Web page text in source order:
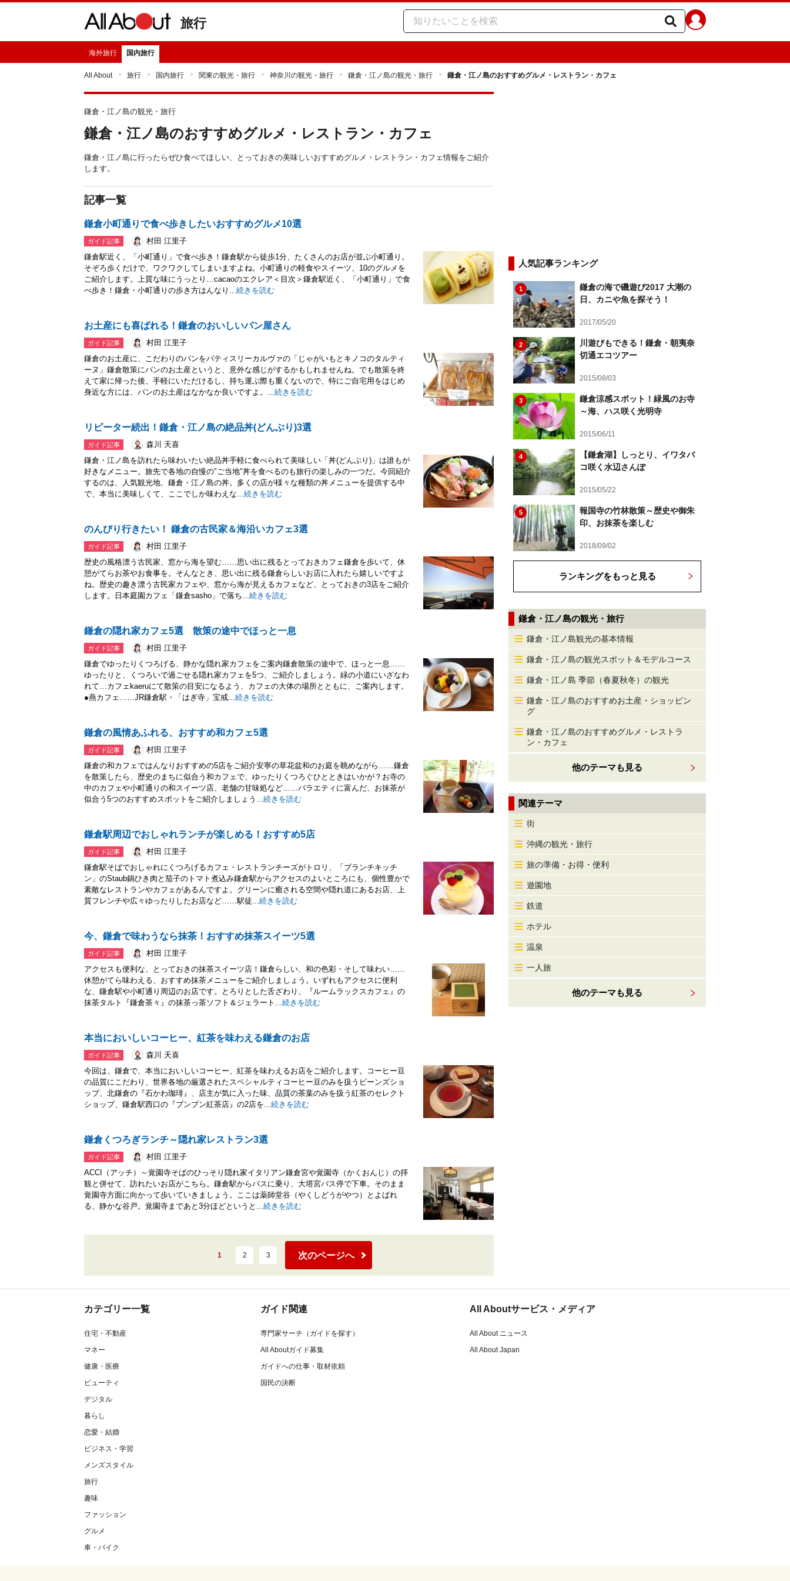
旅行
海外旅行 国内旅行
All About 旅行 国内旅行 関東の観光・旅行 神奈川の観光・旅行 鎌倉・江ノ島の観光・旅行 鎌倉・江ノ島のおすすめグルメ・レストラン・カフェ
鎌倉・江ノ島の観光・旅行
鎌倉・江ノ島のおすすめグルメ・レストラン・カフェ
鎌倉・江ノ島に行ったらぜひ食べてほしい、とっておきの美味しいおすすめグルメ・レストラン・カフェ情報をご紹介
します。
記事一覧
鎌倉小町通りで食べ歩きしたいおすすめグルメ10選
ガイド記事
村田 江里子
鎌倉駅近く、「小町通り」で食べ歩き！鎌倉駅から徒歩1分、たくさんのお店が並ぶ小町通り。
そぞろ歩くだけで、ワクワクしてしまいますよね。小町通りの軽食やスイーツ、10のグルメを
ご紹介します。上質な味にうっとり…cacaoのエクレア＜目次＞鎌倉駅近く、「小町通り」で食
べ歩き！鎌倉・小町通りの歩き方はんなり...続きを読む
お土産にも喜ばれる！鎌倉のおいしいパン屋さん
ガイド記事
村田 江里子
鎌倉のお土産に、こだわりのパンをパティスリーカルヴァの「じゃがいもとキノコのタルティ
ーヌ」鎌倉散策にパンのお土産というと、意外な感じがするかもしれませんね。でも散策を終
えて家に帰った後、手軽にいただけるし、持ち運ぶ際も重くないので、特にご自宅用をはじめ
身近な方には、パンのお土産はなかなか良いですよ。...続きを読む
リピーター続出！鎌倉・江ノ島の絶品丼(どんぶり)3選
ガイド記事
森川 天喜
鎌倉・江ノ島を訪れたら味わいたい絶品丼手軽に食べられて美味しい「丼(どんぶり)」は誰もが
好きなメニュー。旅先で各地の自慢の"ご当地"丼を食べるのも旅行の楽しみの一つだ。今回紹介
するのは、人気観光地、鎌倉・江ノ島の丼。多くの店が様々な種類の丼メニューを提供する中
で、本当に美味しくて、ここでしか味わえな...続きを読む
のんびり行きたい！ 鎌倉の古民家＆海沿いカフェ3選
ガイド記事
村田 江里子
歴史の風格漂う古民家、窓から海を望む……思い出に残るとっておきカフェ鎌倉を歩いて、休
憩がてらお茶やお食事を。そんなとき、思い出に残る鎌倉らしいお店に入れたら嬉しいですよ
ね。歴史の趣き漂う古民家カフェや、窓から海が見えるカフェなど、とっておきの3店をご紹介
します。日本庭園カフェ「鎌倉sasho」で落ち...続きを読む
鎌倉の隠れ家カフェ5選 散策の途中でほっと一息
ガイド記事
村田 江里子
鎌倉でゆったりくつろげる、静かな隠れ家カフェをご案内鎌倉散策の途中で、ほっと一息……
ゆったりと、くつろいで過ごせる隠れ家カフェを5つ、ご紹介しましょう。緑の小道にいざなわ
れて…カフェkaeruにて散策の目安になるよう、カフェの大体の場所とともに、ご案内します。
●燕カフェ……JR鎌倉駅・「はぎ寺」宝戒...続きを読む
鎌倉の風情あふれる、おすすめ和カフェ5選
ガイド記事
村田 江里子
鎌倉の和カフェではんなりおすすめの5店をご紹介安寧の草花盆和のお庭を眺めながら……鎌倉
を散策したら、歴史のまちに似合う和カフェで、ゆったりくつろぐひとときはいかが？お寺の
中のカフェや小町通りの和スイーツ店、老舗の甘味処など……バラエティに富んだ、お抹茶が
似合う5つのおすすめスポットをご紹介しましょう...続きを読む
鎌倉駅周辺でおしゃれランチが楽しめる！おすすめ5店
ガイド記事
村田 江里子
鎌倉駅そばでおしゃれにくつろげるカフェ・レストランチーズがトロリ、「ブランチキッチ
ン」のStaub鍋ひき肉と茄子のトマト煮込み鎌倉駅からアクセスのよいところにも、個性豊かで
素敵なレストランやカフェがあるんですよ。グリーンに癒される空間や隠れ道にあるお店、上
質フレンチや広々ゆったりしたお店など……駅徒...続きを読む
今、鎌倉で味わうなら抹茶！おすすめ抹茶スイーツ5選
ガイド記事
村田 江里子
アクセスも便利な、とっておきの抹茶スイーツ店！鎌倉らしい、和の色彩・そして味わい……
休憩がてら味わえる、おすすめ抹茶メニューをご紹介しましょう。いずれもアクセスに便利
な、鎌倉駅や小町通り周辺のお店です。とろりとした舌ざわり、『ルームラックスカフェ』の
抹茶タルト『鎌倉茶々』の抹茶っ茶ソフト＆ジェラート...続きを読む
本当においしいコーヒー、紅茶を味わえる鎌倉のお店
ガイド記事
森川 天喜
今回は、鎌倉で、本当においしいコーヒー、紅茶を味わえるお店をご紹介します。コーヒー豆
の品質にこだわり、世界各地の厳選されたスペシャルティコーヒー豆のみを扱うビーンズショ
ップ、北鎌倉の『石かわ珈琲』、店主が気に入った味、品質の茶葉のみを扱う紅茶のセレクト
ショップ、鎌倉駅西口の『ブンブン紅茶店』の2店を...続きを読む
鎌倉くつろぎランチ～隠れ家レストラン3選
ガイド記事
村田 江里子
ACCI（アッチ）～覚園寺そばのひっそり隠れ家イタリアン鎌倉宮や覚園寺（かくおんじ）の拝
観と併せて、訪れたいお店がこちら。鎌倉駅からバスに乗り、大塔宮バス停で下車。そのまま
覚園寺方面に向かって歩いていきましょう。ここは薬師堂谷（やくしどうがやつ）とよばれ
る、静かな谷戸。覚園寺まであと3分ほどというと...続きを読む
1 2 3 次のページへ
人気記事ランキング
1
鎌倉の海で磯遊び2017 大潮の
日、カニや魚を探そう！
2017/05/20
2
川遊びもできる！鎌倉・朝夷奈
切通エコツアー
2015/08/03
3
鎌倉涼感スポット！緑風のお寺
～海、ハス咲く光明寺
2015/06/11
4
【鎌倉湖】しっとり、イワタバ
コ咲く水辺さんぽ
2015/05/22
5
報国寺の竹林散策～歴史や御朱
印、お抹茶を楽しむ
2018/09/02
ランキングをもっと見る
鎌倉・江ノ島の観光・旅行
鎌倉・江ノ島観光の基本情報
鎌倉・江ノ島の観光スポット＆モデルコース
鎌倉・江ノ島 季節（春夏秋冬）の観光
鎌倉・江ノ島のおすすめお土産・ショッピン
グ
鎌倉・江ノ島のおすすめグルメ・レストラ
ン・カフェ
他のテーマも見る
関連テーマ
街
沖縄の観光・旅行
旅の準備・お得・便利
遊園地
鉄道
ホテル
温泉
一人旅
他のテーマも見る
カテゴリー一覧
住宅・不動産
マネー
健康・医療
ビューティ
デジタル
暮らし
恋愛・結婚
ビジネス・学習
メンズスタイル
旅行
趣味
ファッション
グルメ
車・バイク
ガイド関連
専門家サーチ（ガイドを探す）
All Aboutガイド募集
ガイドへの仕事・取材依頼
国民の決断
All Aboutサービス・メディア
All About ニュース
All About Japan